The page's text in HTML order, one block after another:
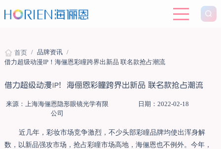
首页 / 品牌资讯 /
借力超级动漫IP！海俪恩彩瞳跨界出新品 联名款抢占潮流
借力超级动漫IP！海俪恩彩瞳跨界出新品 联名款抢占潮流
来源：上海海俪恩隐形眼镜光学有限
公司
日期：2022-02-18
近几年，彩妆市场竞争激烈，不少头部彩瞳品牌均使出浑身解
数，以新品强攻市场，抢占彩瞳市场高地，海俪恩也不例外。今年，